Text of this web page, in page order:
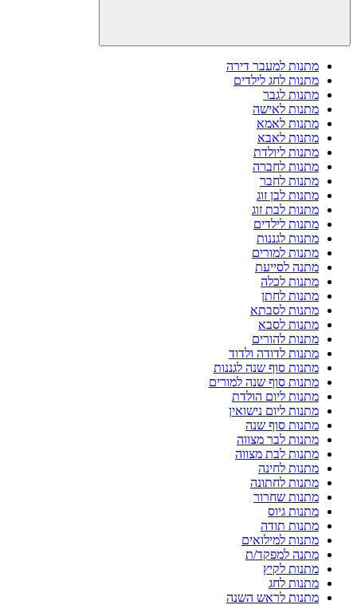
מתנות למעבר דירה
מתנות לחג לילדים
מתנות לגבר
מתנות לאישה
מתנות לאמא
מתנות לאבא
מתנות ליולדת
מתנות לחברה
מתנות לחבר
מתנות לבן זוג
מתנות לבת זוג
מתנות לילדים
מתנות לגננות
מתנות למורים
מתנה לסייעת
מתנות לכלה
מתנות לחתן
מתנות לסבתא
מתנות לסבא
מתנות להורים
מתנות לדודה ולדוד
מתנות סוף שנה לגננות
מתנות סוף שנה למורים
מתנות ליום הולדת
מתנות ליום נישואין
מתנות סוף שנה
מתנות לבר מצווה
מתנות לבת מצווה
מתנות לחינה
מתנות לחתונה
מתנות שחרור
מתנות גיוס
מתנות תודה
מתנות למילואים
מתנה למפקד/ת
מתנות לקיץ
מתנות לחג
מתנות לראש השנה